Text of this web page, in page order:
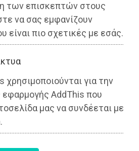
των επισκεπτών στους
να σας εμφανίζουν
είναι πιο σχετικές με εσάς.
για την
εφαρμογής AddThis που
μας να συνδέεται με
στην Πράγα
Προεδρίας της